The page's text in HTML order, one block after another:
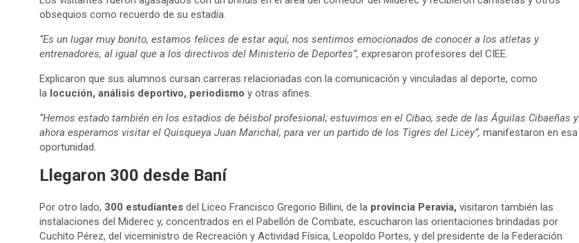
obsequios como recuerdo de su estadía.
“Es un lugar muy bonito, estamos felices de estar aquí, nos sentimos emocionados de conocer a los atletas y
entrenadores, al igual que a los directivos del Ministerio de Deportes”, expresaron profesores del CIEE.
Explicaron que sus alumnos cursan carreras relacionadas con la comunicación y vinculadas al deporte, como
la locución, análisis deportivo, periodismo y otras afines.
“Hemos estado también en los estadios de béisbol profesional; estuvimos en el Cibao, sede de las Águilas Cibaeñas y
ahora esperamos visitar el Quisqueya Juan Marichal, para ver un partido de los Tigres del Licey”, manifestaron en esa
oportunidad.
Llegaron 300 desde Baní
Por otro lado, 300 estudiantes del Liceo Francisco Gregorio Billini, de la provincia Peravia, visitaron también las
instalaciones del Miderec y, concentrados en el Pabellón de Combate, escucharon las orientaciones brindadas por
Cuchito Pérez, del viceministro de Recreación y Actividad Física, Leopoldo Portes, y del presidente de la Federación